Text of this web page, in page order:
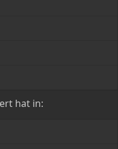
hat in: